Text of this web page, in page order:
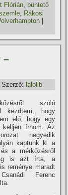
Flórián ,büntető
, Rákosi
–
Szerző: lalolib
szóló
kezdtem, hogy
elő, hogy egy
kelljen í­rnom. Az
negyedik
kaptunk ki a
a mérkőzésről
is azt í­rta, a
reménye maradt
Ferenc